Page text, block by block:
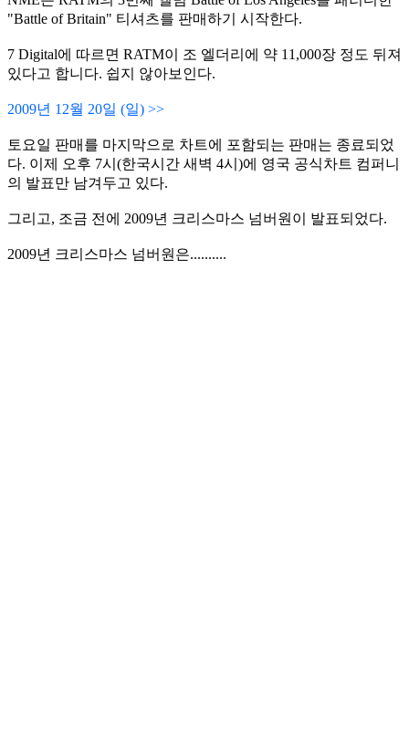
"Battle of Britain" 티셔츠를 판매하기 시작한다.
7 Digital에 따르면 RATM이 조 엘더리에 약 11,000장 정도 뒤져
있다고 합니다. 쉽지 않아보인다.
2009년 12월 20일 (일) >>
토요일 판매를 마지막으로 차트에 포함되는 판매는 종료되었
다. 이제 오후 7시(한국시간 새벽 4시)에 영국 공식차트 컴퍼니
의 발표만 남겨두고 있다.
그리고, 조금 전에 2009년 크리스마스 넘버원이 발표되었다.
2009년 크리스마스 넘버원은..........